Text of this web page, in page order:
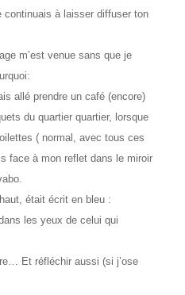
continuais à laisser diffuser ton
m’est venue sans que je
allé prendre un café (encore)
du quartier quartier, lorsque
( normal, avec tous ces
face à mon reflet dans le miroir
était écrit en bleu :
les yeux de celui qui
Et réfléchir aussi (si j’ose